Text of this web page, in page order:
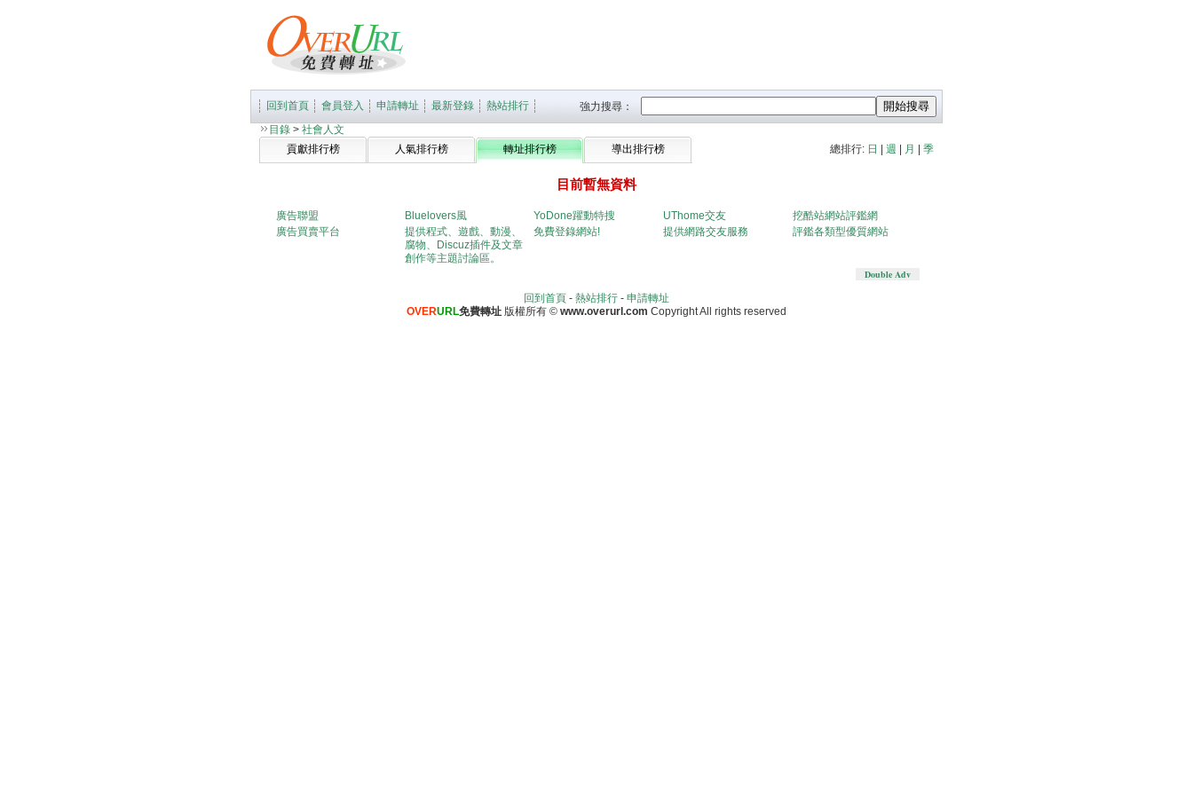
回到首頁 會員登入 申請轉址 最新登錄 熱站排行
強力搜尋：
目錄 > 社會人文
貢獻排行榜
人氣排行榜 轉址排行榜 導出排行榜 總排行: 日 週 月 季
目前暫無資料
廣告聯盟
廣告買賣平台
Bluelovers風
提供程式、遊戲、動漫、
腐物、Discuz插件及文章
創作等主題討論區。
YoDone躍動特搜
免費登錄網站!
UThome交友
提供網路交友服務
挖酷站網站評鑑網
評鑑各類型優質網站
Double Adv
回到首頁 - 熱站排行 - 申請轉址
OVERURL免費轉址 版權所有 © www.overurl.com Copyright All rights reserved